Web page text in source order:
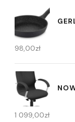
98,00zł
1 099,00zł